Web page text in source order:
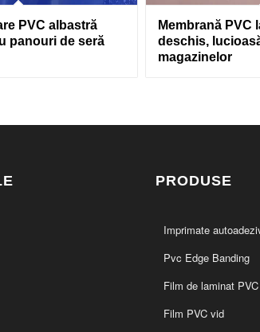
PVC albastră
panouri de seră
Membrană PVC
deschis,
magazinelor
PRODUSE
Imprimate
Pvc Edge Banding
Film de laminat PVC
Film PVC vid